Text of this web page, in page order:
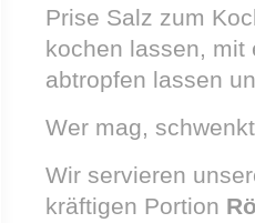
Prise Salz zum
kochen lassen, mit
abtropfen lassen
Wer mag,
Wir servieren
kräftigen Portion